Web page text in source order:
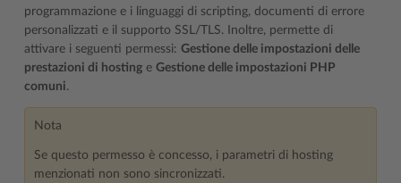
programmazione e i linguaggi di scripting, documenti di errore
personalizzati e il supporto SSL/TLS. Inoltre, permette di
attivare i seguenti permessi: Gestione delle impostazioni delle
prestazioni di hosting e Gestione delle impostazioni PHP
comuni.
Nota
Se questo permesso è concesso, i parametri di hosting
menzionati non sono sincronizzati.